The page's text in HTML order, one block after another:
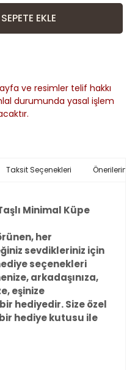
SEPETE EKLE
ve resimler telif hakkı
durumunda yasal işlem
Taksit Seçenekleri Önerileriniz
Minimal Küpe
her
sevdikleriniz için
seçenekleri
arkadaşınıza,
eşinize
hediyedir. Size özel
hediye kutusu ile